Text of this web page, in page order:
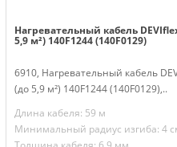
Нагревательный кабель
5,9 м²) 140F1244 (140F0129)
6910, Нагревательный кабель
(до 5,9 м²) 140F1244 (140F0129),..
Длина кабеля: 59 м
Минимальный радиус изгиба: 4